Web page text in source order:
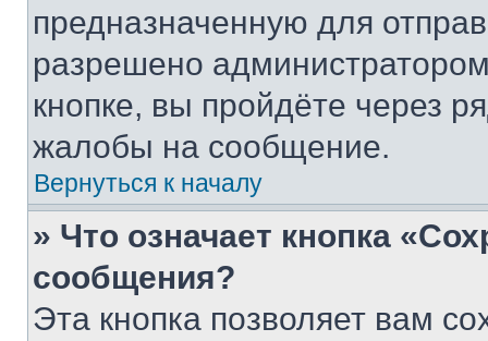
предназначенную для
разрешено
кнопке, вы пройдёте через
жалобы на сообщение.
Вернуться к началу
» Что означает кнопка
сообщения?
Эта кнопка позволяет вам